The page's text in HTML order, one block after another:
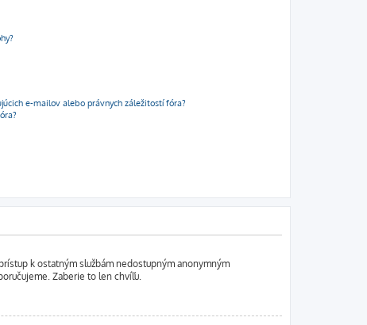
e-mailov alebo právnych záležitostí fóra?
k ostatným službám nedostupným anonymným
Zaberie to len chvíľu.